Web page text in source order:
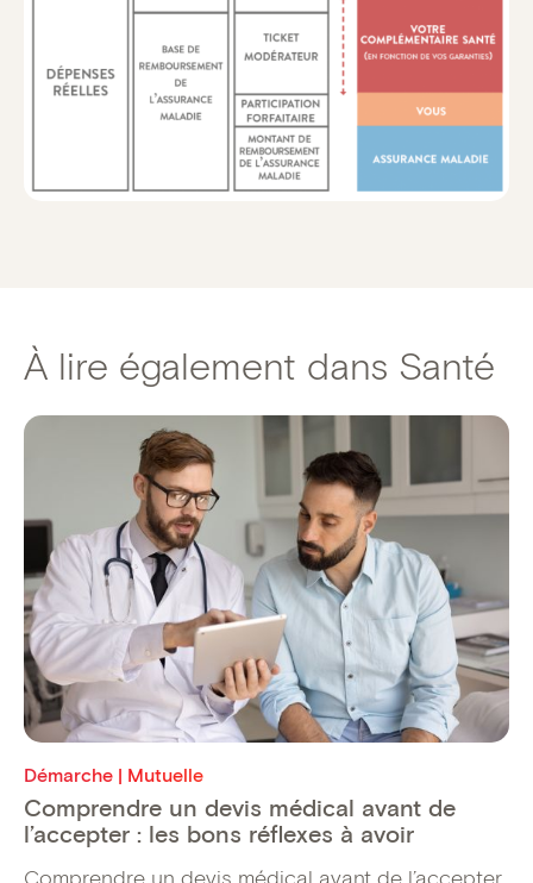
À lire également dans Santé
Démarche | Mutuelle
Comprendre un devis médical avant de
l’accepter : les bons réflexes à avoir